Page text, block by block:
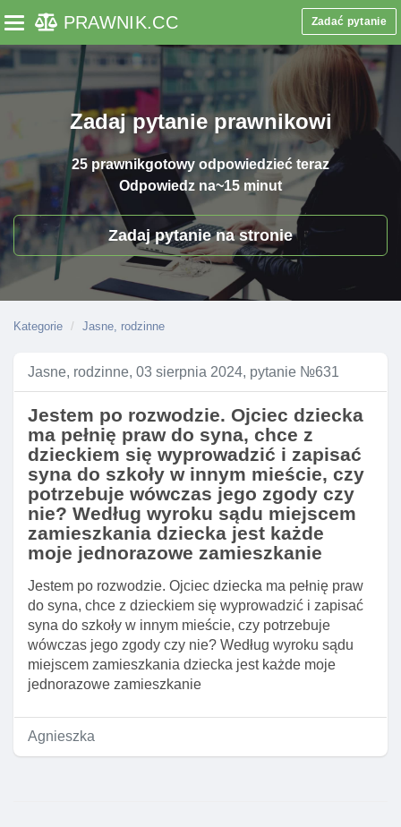
Toggle navigation
PRAWNIK.CC Zadać pytanie
Zadaj pytanie prawnikowi
25 prawnikgotowy odpowiedzieć teraz
Odpowiedz na~15 minut
Zadaj pytanie na stronie
Kategorie Jasne, rodzinne
Jasne, rodzinne, 03 sierpnia 2024, pytanie №631
Jestem po rozwodzie. Ojciec dziecka
ma pełnię praw do syna, chce z
dzieckiem się wyprowadzić i zapisać
syna do szkoły w innym mieście, czy
potrzebuje wówczas jego zgody czy
nie? Według wyroku sądu miejscem
zamieszkania dziecka jest każde
moje jednorazowe zamieszkanie
Jestem po rozwodzie. Ojciec dziecka ma pełnię praw
do syna, chce z dzieckiem się wyprowadzić i zapisać
syna do szkoły w innym mieście, czy potrzebuje
wówczas jego zgody czy nie? Według wyroku sądu
miejscem zamieszkania dziecka jest każde moje
jednorazowe zamieszkanie
Agnieszka